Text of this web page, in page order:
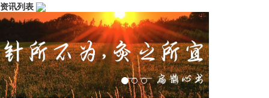
资讯列表